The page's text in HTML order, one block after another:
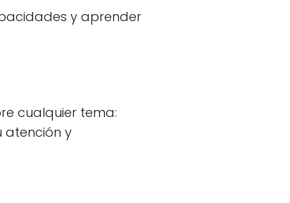
y aprender
cualquier tema:
atención y